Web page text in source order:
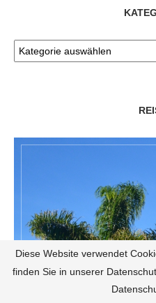
Diese Website verwendet
finden Sie in unserer